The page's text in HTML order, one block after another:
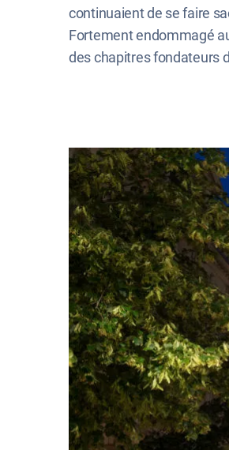
continuaient de se faire
Fortement endommagé
des chapitres fondateurs